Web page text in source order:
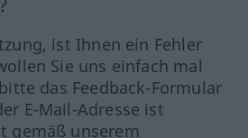
ist Ihnen ein Fehler
Sie uns einfach mal
das Feedback-Formular
E-Mail-Adresse ist
gemäß unserem